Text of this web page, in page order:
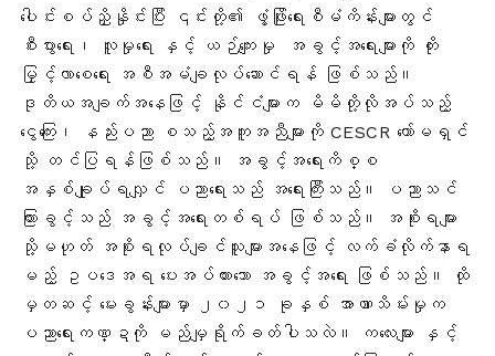
ပေါင်းစပ်ညှိနှိုင်းပြီး ၎င်းတို့၏ ဖွံ့ဖြိုးရေးစီမံကိန်းများတွင်
စီးပွားရေး၊ လူမှုရေး နှင့် ယဉ်ကျေးမှု အခွင့်အရေးများကို တိုး
မြှင့်လာစေရေး အစီအမံချလုပ်ဆောင်ရန် ဖြစ်သည်။
ဒုတိယအချက်အနေဖြင့် နိုင်ငံများက မိမိတို့လိုအပ်သည့်
ငွေကြေး၊ နည်းပညာ စသည့်အကူအညီများကို CESCR ကော်မရှင်
သို့ တင်ပြရန်ဖြစ်သည်။ အခွင့်အရေးကိစ္စ
အနှစ်ချုပ်ရလျှင် ပညာရေးသည် အရေးကြီးသည်။ ပညာသင်
ကြားခွင့်သည် အခွင့်အရေးတစ်ရပ် ဖြစ်သည်။ အစိုးရများ
သို့မဟုတ် အစိုးရလုပ်ချင်သူများအနေဖြင့် လက်ခံလိုက်နာရ
မည့် ဥပဒေအရ ပေးအပ်ထားသော အခွင့်အရေး ဖြစ်သည်။ ထို
မှတဆင့် မေးခွန်းများမှာ ၂၀၂၁ ခုနှစ် အာဏာသိမ်းမှုက
ပညာရေးကဏ္ဍကို မည်မျှရိုက်ခတ်ပါသလဲ။ ကလေးများ နှင့်